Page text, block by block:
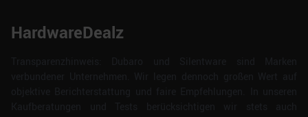
HardwareDealz